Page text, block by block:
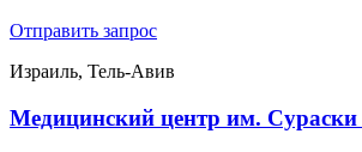
Отправить запрос
Израиль, Тель-Авив
Медицинский центр им.